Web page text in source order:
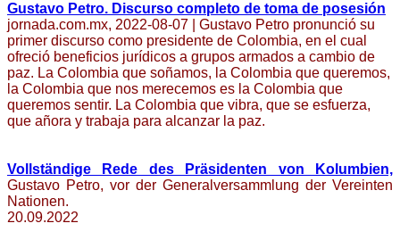
Gustavo Petro. Discurso completo de toma de posesión
jornada.com.mx, 2022-08-07 | Gustavo Petro pronunció su
primer discurso como presidente de Colombia, en el cual
ofreció beneficios jurídicos a grupos armados a cambio de
paz. La Colombia que soñamos, la Colombia que queremos,
la Colombia que nos merecemos es la Colombia que
queremos sentir. La Colombia que vibra, que se esfuerza,
que añora y trabaja para alcanzar la paz.
Vollständige Rede des Präsidenten von Kolumbien,
Gustavo Petro, vor der Generalversammlung der Vereinten
Nationen.
20.09.2022